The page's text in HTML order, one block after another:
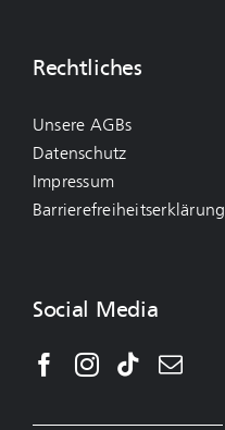
Rechtliches
Unsere AGBs
Datenschutz
Impressum
Barrierefreiheitserklärung
Social Media